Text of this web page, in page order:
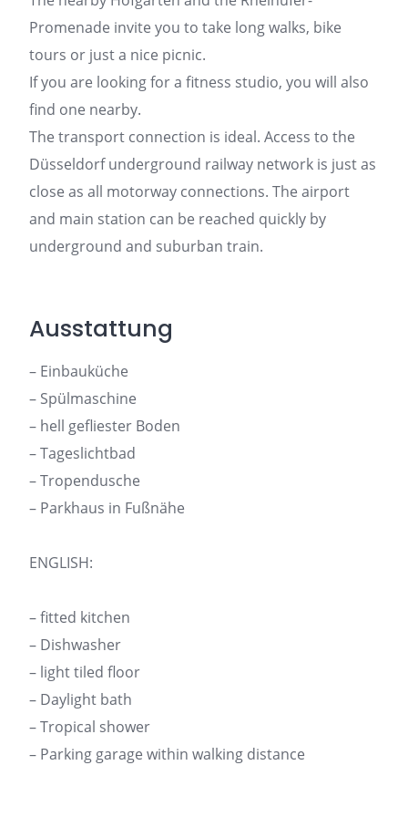
Promenade invite you to take long walks, bike
tours or just a nice picnic.
If you are looking for a fitness studio, you will also
find one nearby.
The transport connection is ideal. Access to the
Düsseldorf underground railway network is just as
close as all motorway connections. The airport
and main station can be reached quickly by
underground and suburban train.
Ausstattung
– Einbauküche
– Spülmaschine
– hell gefliester Boden
– Tageslichtbad
– Tropendusche
– Parkhaus in Fußnähe
ENGLISH:
– fitted kitchen
– Dishwasher
– light tiled floor
– Daylight bath
– Tropical shower
– Parking garage within walking distance